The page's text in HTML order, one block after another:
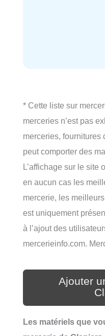
* Cette liste sur
merceries n’est pas
merceries, fournitures
peut comporter des
L’affichage sur le site
en aucun cas les
mercerie, les
est uniquement
à l’ajout des
mercerieinfo.com.
Ajouter
Les matériels que